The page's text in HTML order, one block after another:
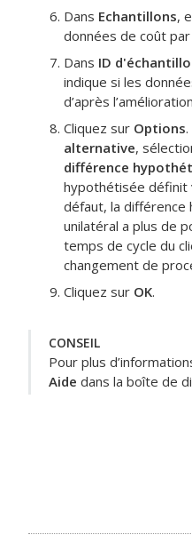
Dans Echantillons,
données de coût
Dans ID
indique si les
d’après
Cliquez sur Options.
alternative,
différence
hypothétisée définit
défaut, la différence
unilatéral a plus de
temps de cycle du
changement de
Cliquez sur OK.
CONSEIL
Pour plus
Aide dans la boîte de